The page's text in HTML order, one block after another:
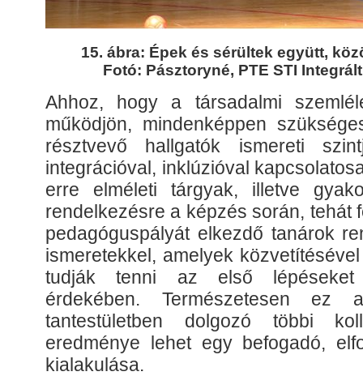
15. ábra: Épek és sérültek együtt,
Fotó: Pásztoryné, PTE STI
Ahhoz, hogy a társadalmi
működjön, mindenképpen
résztvevő hallgatók ismereti
integrációval, inklúzióval
erre elméleti tárgyak, illetve
rendelkezésre a képzés során, tehát
pedagóguspályát elkezdő tanárok
ismeretekkel, amelyek
tudják tenni az első lépéseket
érdekében. Természetesen
tantestületben dolgozó többi
eredménye lehet egy befogadó,
kialakulása.